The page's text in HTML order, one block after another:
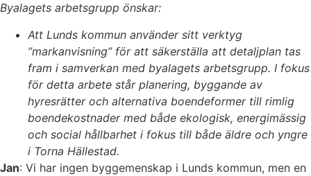
Byalagets arbetsgrupp önskar:
Att Lunds kommun använder sitt verktyg
”markanvisning” för att säkerställa att detaljplan tas
fram i samverkan med byalagets arbetsgrupp. I fokus
för detta arbete står planering, byggande av
hyresrätter och alternativa boendeformer till rimlig
boendekostnader med både ekologisk, energimässig
och social hållbarhet i fokus till både äldre och yngre
i Torna Hällestad.
Jan: Vi har ingen byggemenskap i Lunds kommun, men en